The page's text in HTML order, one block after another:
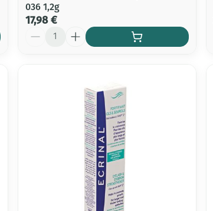
036 1,2g
17,98 €
Quantité